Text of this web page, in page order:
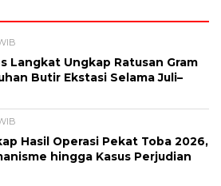
Langkat Ungkap Ratusan Gram
Butir Ekstasi Selama Juli–
Hasil Operasi Pekat Toba 2026,
hingga Kasus Perjudian